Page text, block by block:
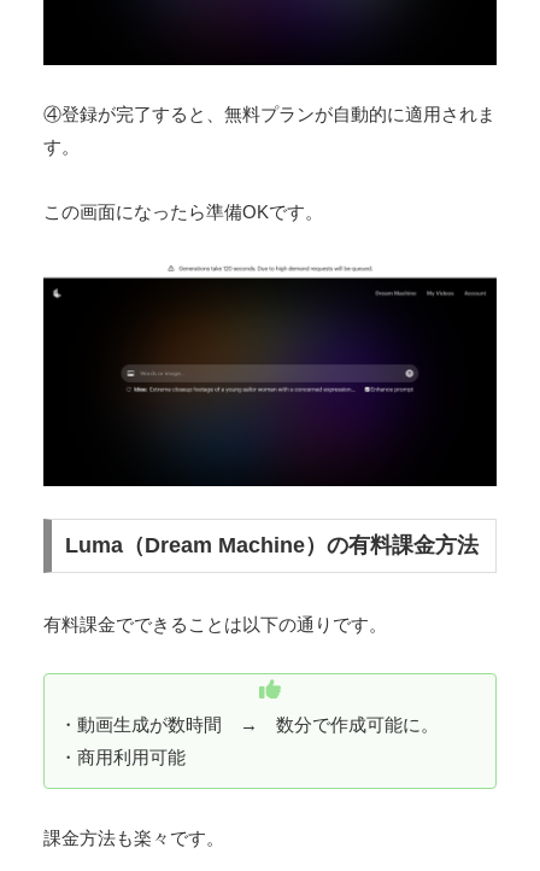
④登録が完了すると、無料プランが自動的に適用されま
す。
この画面になったら準備OKです。
Luma（Dream Machine）の有料課金方法
有料課金でできることは以下の通りです。
・動画生成が数時間 → 数分で作成可能に。
・商用利用可能
課金方法も楽々です。